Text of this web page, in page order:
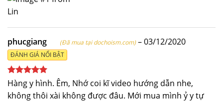
phucgiang (Đã mua tại dochoism.com) –03/12/2020
ĐÁNH GIÁ NỔI BẬT
Được xếp
hạng55
sao
Hàng y hình. Êm, Nhớ coi kĩ video hướng dẫn nhe,
không thôi xài không được đâu. Mới mua mình ỷ y tự